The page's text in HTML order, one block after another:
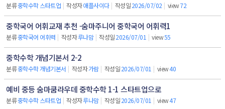
분류중학수학 스타트업 | 작성자애플사이다 | 작성일2026/07/02 | view72
중학국어 어휘교재 추천 -숨마주니어 중학국어 어휘력1
분류중학국어 어휘력 | 작성자루나맘 | 작성일2026/07/01 | view55
중학수학 개념기본서 2-2
분류중학수학 개념기본서 | 작성자가람 | 작성일2026/07/01 | view40
예비 중등 숨마쿰라우데 중학수학 1-1 스타트업으로
분류중학수학 스타트업 | 작성자루나맘 | 작성일2026/07/01 | view47